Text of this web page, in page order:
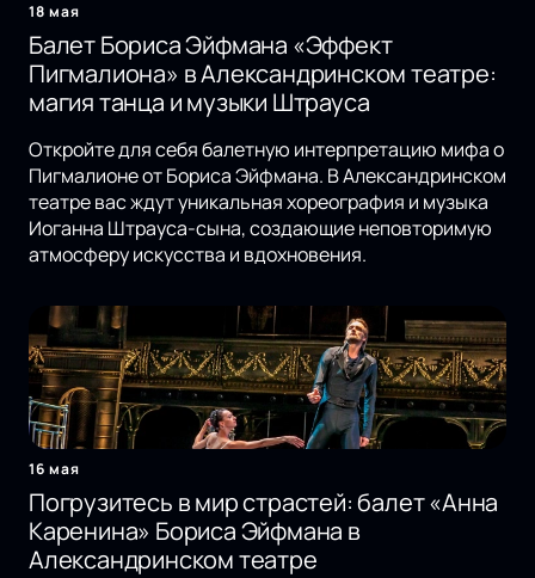
18 мая
Балет Бориса Эйфмана «Эффект
Пигмалиона» в Александринском театре:
магия танца и музыки Штрауса
Откройте для себя балетную интерпретацию мифа о
Пигмалионе от Бориса Эйфмана. В Александринском
театре вас ждут уникальная хореография и музыка
Иоганна Штрауса-сына, создающие неповторимую
атмосферу искусства и вдохновения.
16 мая
Погрузитесь в мир страстей: балет «Анна
Каренина» Бориса Эйфмана в
Александринском театре